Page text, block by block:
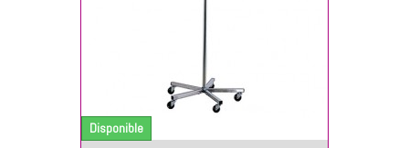
Disponible